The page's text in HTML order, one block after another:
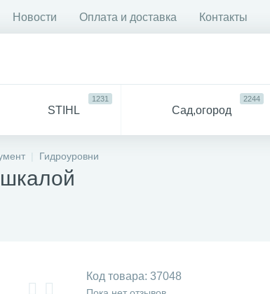
Новости Оплата и доставка Контакты
STIHL
1231
Сад,огород
2244
ДЛЯ
СТРОЙКИ И РЕМОНТА
Гидроуровни
Код товара: 37048